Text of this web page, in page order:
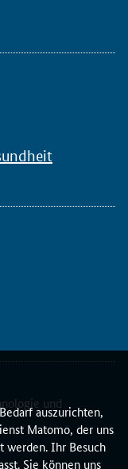
auszurichten,
Matomo, der uns
werden. Ihr Besuch
Sie können uns
und